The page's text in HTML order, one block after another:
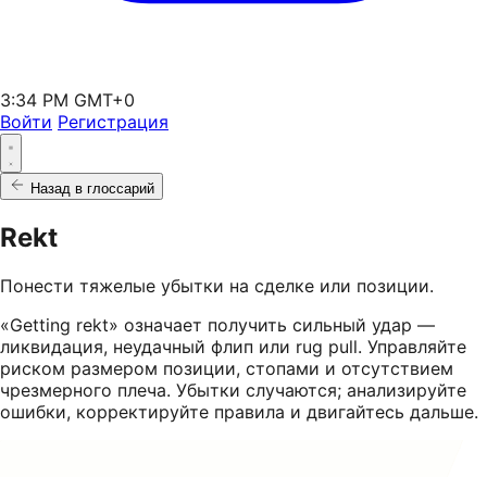
3:34 PM GMT+0
Войти Регистрация
Назад в глоссарий
Rekt
Понести тяжелые убытки на сделке или позиции.
«Getting rekt» означает получить сильный удар —
ликвидация, неудачный флип или rug pull. Управляйте
риском размером позиции, стопами и отсутствием
чрезмерного плеча. Убытки случаются; анализируйте
ошибки, корректируйте правила и двигайтесь дальше.